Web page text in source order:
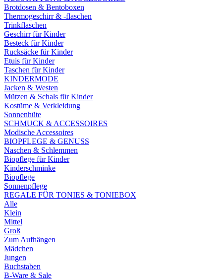
Brotdosen & Bentoboxen
Thermogeschirr & -flaschen
Trinkflaschen
Geschirr für Kinder
Besteck für Kinder
Rucksäcke für Kinder
Etuis für Kinder
Taschen für Kinder
KINDERMODE
Jacken & Westen
Mützen & Schals für Kinder
Kostüme & Verkleidung
Sonnenhüte
SCHMUCK & ACCESSOIRES
Modische Accessoires
BIOPFLEGE & GENUSS
Naschen & Schlemmen
Biopflege für Kinder
Kinderschminke
Biopflege
Sonnenpflege
REGALE FÜR TONIES & TONIEBOX
Alle
Klein
Mittel
Groß
Zum Aufhängen
Mädchen
Jungen
Buchstaben
B-Ware & Sale